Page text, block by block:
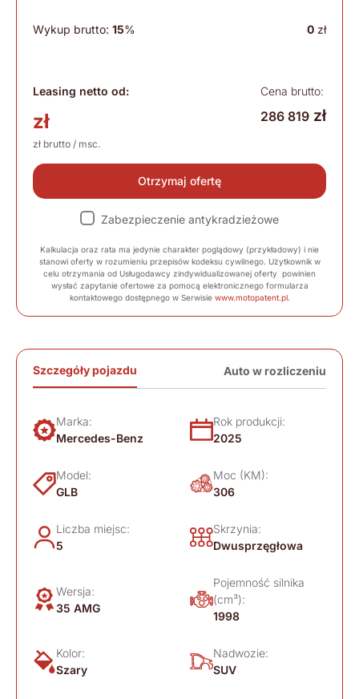
Wykup brutto: 15% 0 zł
Leasing netto od:
zł
zł brutto / msc.
Cena brutto:
286 819 zł
Otrzymaj ofertę
Zabezpieczenie antykradzieżowe
Kalkulacja oraz rata ma jedynie charakter poglądowy (przykładowy) i nie
stanowi oferty w rozumieniu przepisów kodeksu cywilnego. Użytkownik w
celu otrzymania od Usługodawcy zindywidualizowanej oferty powinien
wysłać zapytanie ofertowe za pomocą elektronicznego formularza
kontaktowego dostępnego w Serwisie www.motopatent.pl.
Szczegóły pojazdu Auto w rozliczeniu
Marka:
Mercedes-Benz
Rok produkcji:
2025
Model:
GLB
Moc (KM):
306
Liczba miejsc:
5
Skrzynia:
Dwusprzęgłowa
Wersja:
35 AMG
Pojemność silnika
(cm³):
1998
Kolor:
Szary
Nadwozie:
SUV